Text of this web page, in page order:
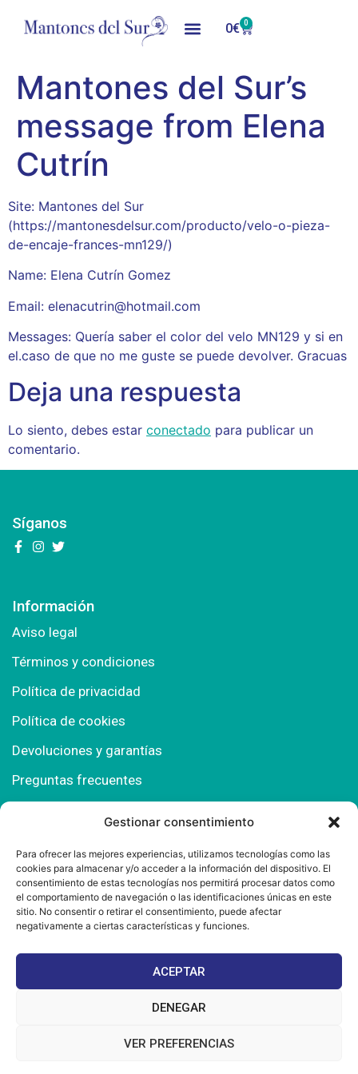
Gestionar consentimiento
Para ofrecer las mejores experiencias, utilizamos tecnologías como las
cookies para almacenar y/o acceder a la información del dispositivo. El
consentimiento de estas tecnologías nos permitirá procesar datos como
el comportamiento de navegación o las identificaciones únicas en este
sitio. No consentir o retirar el consentimiento, puede afectar
negativamente a ciertas características y funciones.
ACEPTAR
DENEGAR
VER PREFERENCIAS
0€ 0
Mantones del Sur’s
message from Elena
Cutrín
Site: Mantones del Sur
(https://mantonesdelsur.com/producto/velo-o-pieza-
de-encaje-frances-mn129/)
Name: Elena Cutrín Gomez
Email: elenacutrin@hotmail.com
Messages: Quería saber el color del velo MN129 y si en
el.caso de que no me guste se puede devolver. Gracuas
Deja una respuesta
Lo siento, debes estar conectado para publicar un
comentario.
Síganos
Información
Aviso legal
Términos y condiciones
Política de privacidad
Política de cookies
Devoluciones y garantías
Preguntas frecuentes
Polígono Comercial Urbisur (Cita previa) 11130
Chiclana de la Fra. (Cádiz)
667 457 908
info@mantonesdelsur.com
mantonesdelsur@gmail.com